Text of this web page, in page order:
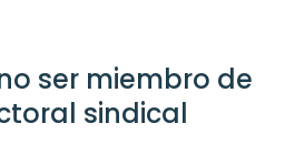
ser miembro de
sindical